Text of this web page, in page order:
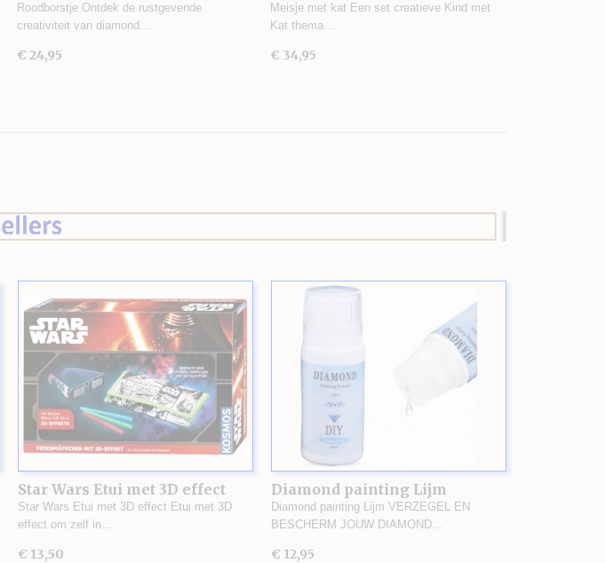
Roodborstje Ontdek de rustgevende
creativiteit van diamond…
€ 24,95
Meisje met kat Een set creatieve Kind met
Kat thema…
€ 34,95
Star Wars Etui met 3D effect
Star Wars Etui met 3D effect Etui met 3D
effect om zelf in…
€ 13,50
Diamond painting Lijm
Diamond painting Lijm VERZEGEL EN
BESCHERM JOUW DIAMOND…
€ 12,95